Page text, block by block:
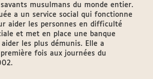
musulmans du monde entier.
a un service social qui fonctionne
aider les personnes en difficulté
et met en place une banque
les plus démunis. Elle a
fois aux journées du